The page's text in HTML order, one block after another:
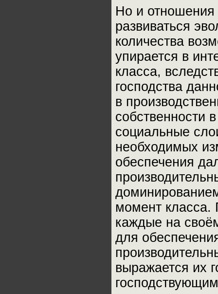
Но и отношения
развиваться
количества
упирается в
класса,
господства
в
собственности
социальные
необходимых
обеспечения
момент класса.
каждые на
для
выражается их